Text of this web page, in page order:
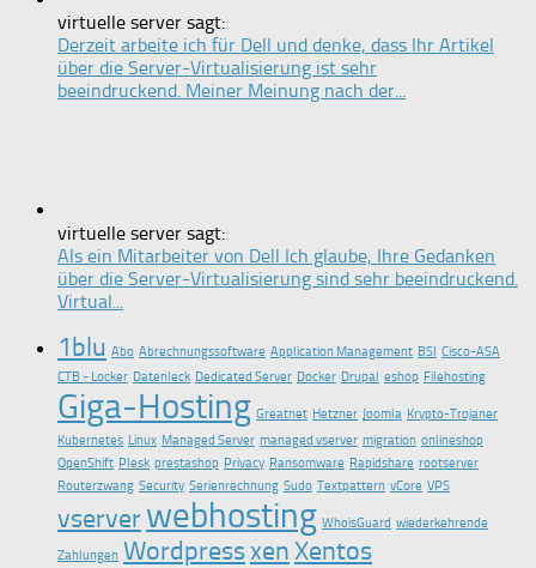
virtuelle server sagt:
Derzeit arbeite ich für Dell und denke, dass Ihr Artikel
über die Server-Virtualisierung ist sehr
beeindruckend. Meiner Meinung nach der...
virtuelle server sagt:
Als ein Mitarbeiter von Dell Ich glaube, Ihre Gedanken
über die Server-Virtualisierung sind sehr beeindruckend.
Virtual...
1blu Abo Abrechnungssoftware Application Management BSI Cisco-ASA
CTB - Locker Datenleck Dedicated Server Docker Drupal eshop Filehosting
Giga-Hosting Greatnet Hetzner Joomla Krypto-Trojaner
Kubernetes Linux Managed Server managed vserver migration onlineshop
OpenShift Plesk prestashop Privacy Ransomware Rapidshare rootserver
Routerzwang Security Serienrechnung Sudo Textpattern vCore VPS
vserverwebhosting WhoisGuard wiederkehrende
Zahlungen WordpressxenXentos